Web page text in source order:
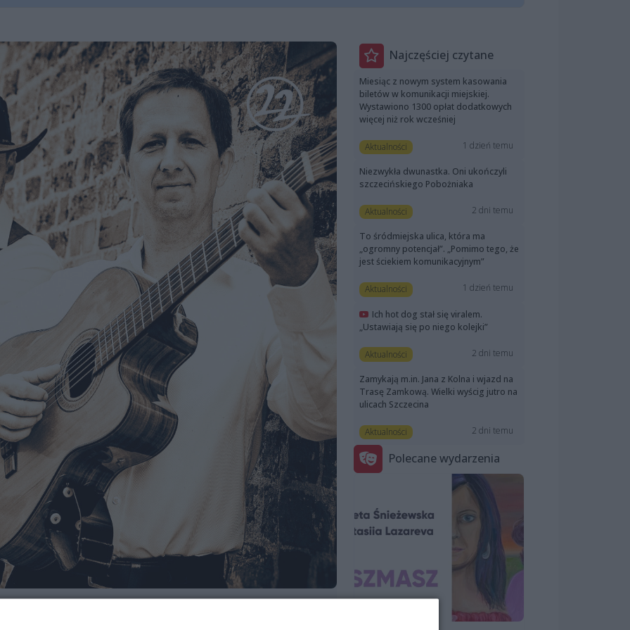
Najczęściej czytane
Miesiąc z nowym system kasowania
biletów w komunikacji miejskiej.
Wystawiono 1300 opłat dodatkowych
więcej niż rok wcześniej
Aktualności 1 dzień temu
Niezwykła dwunastka. Oni ukończyli
szczecińskiego Pobożniaka
Aktualności 2 dni temu
To śródmiejska ulica, która ma
„ogromny potencjał”. „Pomimo tego, że
jest ściekiem komunikacyjnym”
Aktualności 1 dzień temu
Ich hot dog stał się viralem.
„Ustawiają się po niego kolejki”
Aktualności 2 dni temu
Zamykają m.in. Jana z Kolna i wjazd na
Trasę Zamkową. Wielki wyścig jutro na
ulicach Szczecina
Aktualności 2 dni temu
Polecane wydarzenia